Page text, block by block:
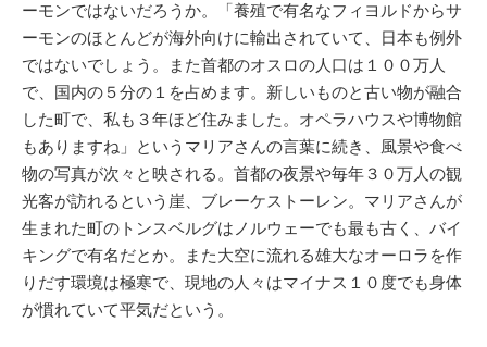
ーモンではないだろうか。「養殖で有名なフィヨルドからサ
ーモンのほとんどが海外向けに輸出されていて、日本も例外
ではないでしょう。また首都のオスロの人口は１００万人
で、国内の５分の１を占めます。新しいものと古い物が融合
した町で、私も３年ほど住みました。オペラハウスや博物館
もありますね」というマリアさんの言葉に続き、風景や食べ
物の写真が次々と映される。首都の夜景や毎年３０万人の観
光客が訪れるという崖、ブレーケストーレン。マリアさんが
生まれた町のトンスベルグはノルウェーでも最も古く、バイ
キングで有名だとか。また大空に流れる雄大なオーロラを作
りだす環境は極寒で、現地の人々はマイナス１０度でも身体
が慣れていて平気だという。